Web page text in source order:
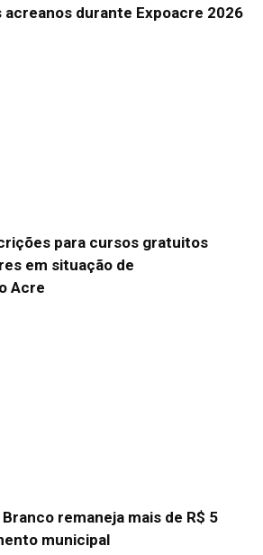
durante Expoacre 2026
para cursos gratuitos
em situação de
Acre
remaneja mais de R$ 5
municipal